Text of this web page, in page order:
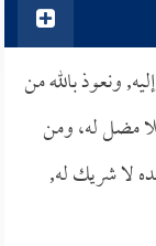
ونعوذ بالله من
مضل له، ومن
لا شريك له,